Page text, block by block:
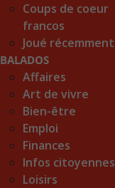
Coups de coeur
francos
Joué récemment
BALADOS
Affaires
Art de vivre
Bien-être
Emploi
Finances
Infos citoyennes
Loisirs